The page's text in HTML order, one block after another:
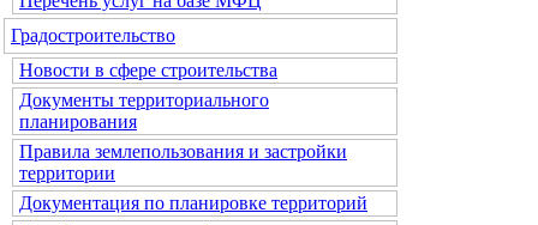
Градостроительство
Новости в сфере строительства
Документы территориального
планирования
Правила землепользования и застройки
территории
Документация по планировке территорий